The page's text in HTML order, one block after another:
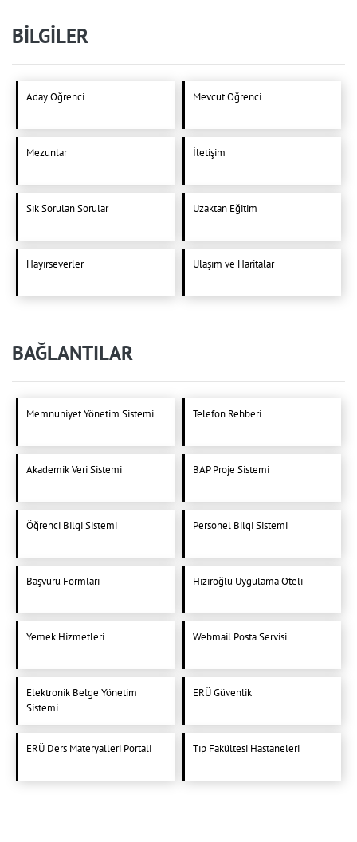
BİLGİLER
Aday Öğrenci Mevcut Öğrenci
Mezunlar İletişim
Sık Sorulan Sorular Uzaktan Eğitim
Hayırseverler Ulaşım ve Haritalar
BAĞLANTILAR
Memnuniyet Yönetim Sistemi Telefon Rehberi
Akademik Veri Sistemi BAP Proje Sistemi
Öğrenci Bilgi Sistemi Personel Bilgi Sistemi
Başvuru Formları Hızıroğlu Uygulama Oteli
Yemek Hizmetleri Webmail Posta Servisi
Elektronik Belge Yönetim
Sistemi
ERÜ Güvenlik
ERÜ Ders Materyalleri Portali Tıp Fakültesi Hastaneleri